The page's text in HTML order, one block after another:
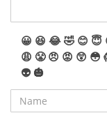
😀 😆 😂🤣 😊 😇
😩 😤 😠 😡 😲 😳
👽 🎃